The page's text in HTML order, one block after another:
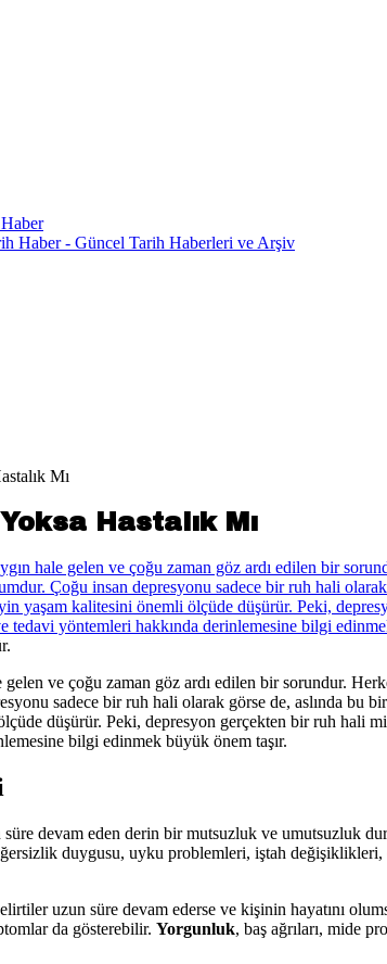
Mı
Hastalık Mı
ve çoğu zaman göz ardı edilen bir sorundur.
sadece bir ruh hali olarak görse de, aslında bu bir
düşürür. Peki, depresyon gerçekten bir ruh hali
bilgi edinmek büyük önem taşır.
devam eden derin bir mutsuzluk ve umutsuzluk
duygusu, uyku problemleri, iştah
uzun süre devam ederse ve kişinin hayatını
da gösterebilir. Yorgunluk, baş ağrıları, mide